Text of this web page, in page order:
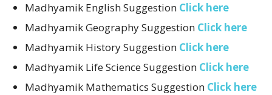
Madhyamik English Suggestion Click here
Madhyamik Geography Suggestion Click here
Madhyamik History Suggestion Click here
Madhyamik Life Science Suggestion Click here
Madhyamik Mathematics Suggestion Click here